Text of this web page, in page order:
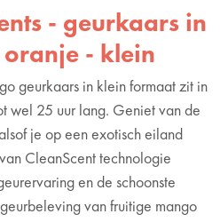
- geurkaars in
- klein
geurkaars in klein formaat zit in
wel 25 uur lang. Geniet van de
je op een exotisch eiland
CleanScent technologie
en de schoonste
van fruitige mango